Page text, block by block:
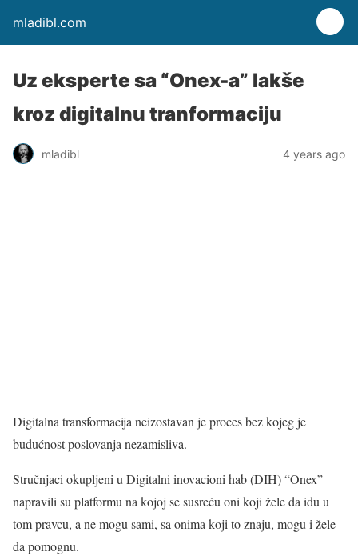
mladibl.com
Uz eksperte sa “Onex-a” lakše
kroz digitalnu tranformaciju
mladibl 4 years ago
Digitalna transformacija neizostavan je proces bez kojeg je
budućnost poslovanja nezamisliva.
Stručnjaci okupljeni u Digitalni inovacioni hab (DIH) “Onex”
napravili su platformu na kojoj se susreću oni koji žele da idu u
tom pravcu, a ne mogu sami, sa onima koji to znaju, mogu i žele
da pomognu.